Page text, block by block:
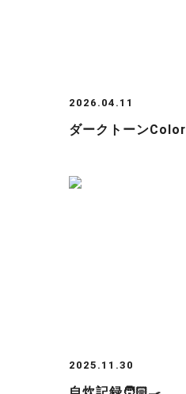
2026.04.11
ダークトーンcolor
2025.11.30